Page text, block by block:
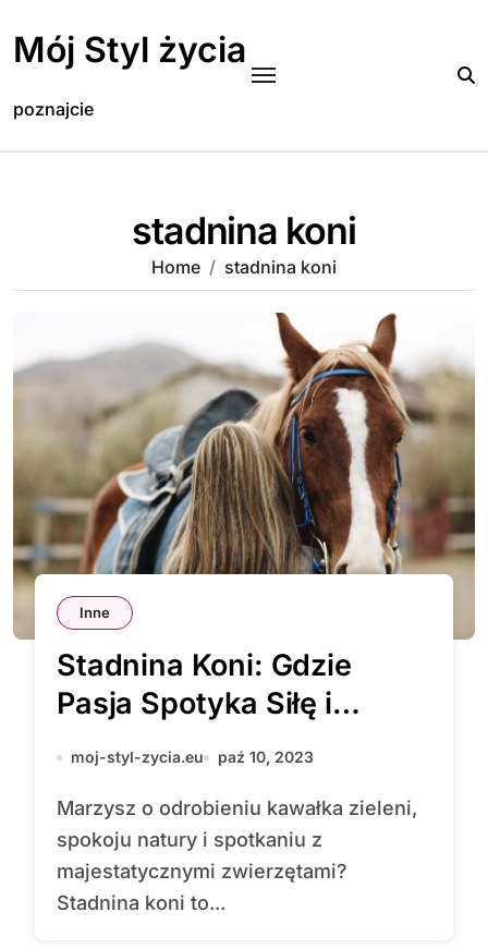
content
Mój Styl życia
poznajcie
stadnina koni
Home stadnina koni
Inne
Stadnina Koni: Gdzie
Pasja Spotyka Siłę i
Piękno Natury
moj-styl-zycia.eu paź 10, 2023
Marzysz o odrobieniu kawałka zieleni,
spokoju natury i spotkaniu z
majestatycznymi zwierzętami?
Stadnina koni to...